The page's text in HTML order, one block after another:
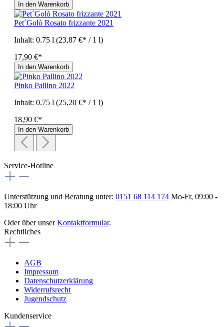
In den Warenkorb
Pet´Golò Rosato frizzante 2021
Inhalt: 0.75 l (23,87 €* / 1 l)
17,90 €*
In den Warenkorb
Pinko Pallino 2022
Inhalt: 0.75 l (25,20 €* / 1 l)
18,90 €*
In den Warenkorb
Service-Hotline
Unterstützung und Beratung unter: 0151 68 114 174 Mo-Fr, 09:00 -
18:00 Uhr
Oder über unserKontaktformular.
Rechtliches
AGB
Impressum
Datenschutzerklärung
Widerrufsrecht
Jugendschutz
Kundenservice